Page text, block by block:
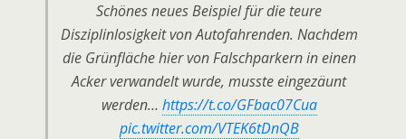
Schönes neues Beispiel für die teure
Disziplinlosigkeit von Autofahrenden. Nachdem
die Grünfläche hier von Falschparkern in einen
Acker verwandelt wurde, musste eingezäunt
werden… https://t.co/GFbac07Cua
pic.twitter.com/VTEK6tDnQB